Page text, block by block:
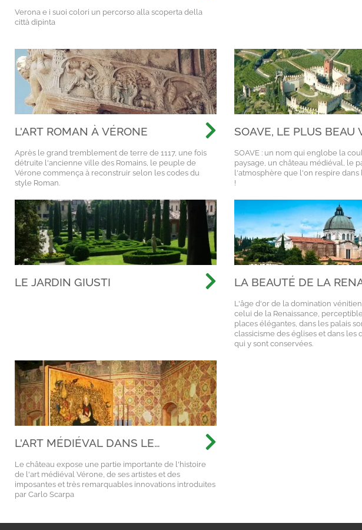
Verona e i suoi colori un percorso alla scoperta della
città dipinta
L'ART ROMAN À VÉRONE
Après le grand tremblement de terre de 1117, une fois
détruite l'ancienne ville des Romains, le peuple de
Vérone commença à reconstruir selon les codes du
style Roman.
SOAVE, LE PLUS BEAU
SOAVE : un nom qui englobe la
paysage, un château médiéval, le
l'atmosphère que l'on respire
!
LE JARDIN GIUSTI
LA BEAUTÉ DE LA
L'âge d'or de la domination
celui de la Renaissance,
places élégantes, dans les palais
classicisme des églises et dans
qui y sont conservées.
L'ART MÉDIÉVAL DANS LE
Le château expose une partie importante de l'histoire
de l'art médiéval Vérone, de ses artistes et des
imposantes et très remarquables innovations introduites
par Carlo Scarpa